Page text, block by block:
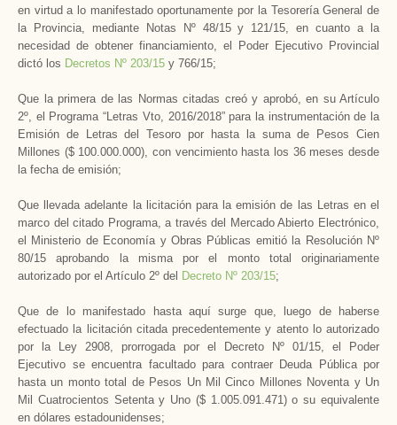
en virtud a lo manifestado oportunamente por la Tesorería General de
la Provincia, mediante Notas Nº 48/15 y 121/15, en cuanto a la
necesidad de obtener financiamiento, el Poder Ejecutivo Provincial
dictó los Decretos Nº 203/15 y 766/15;
Que la primera de las Normas citadas creó y aprobó, en su Artículo
2º, el Programa “Letras Vto, 2016/2018” para la instrumentación de la
Emisión de Letras del Tesoro por hasta la suma de Pesos Cien
Millones ($ 100.000.000), con vencimiento hasta los 36 meses desde
la fecha de emisión;
Que llevada adelante la licitación para la emisión de las Letras en el
marco del citado Programa, a través del Mercado Abierto Electrónico,
el Ministerio de Economía y Obras Públicas emitió la Resolución Nº
80/15 aprobando la misma por el monto total originariamente
autorizado por el Artículo 2º del Decreto Nº 203/15;
Que de lo manifestado hasta aquí surge que, luego de haberse
efectuado la licitación citada precedentemente y atento lo autorizado
por la Ley 2908, prorrogada por el Decreto Nº 01/15, el Poder
Ejecutivo se encuentra facultado para contraer Deuda Pública por
hasta un monto total de Pesos Un Mil Cinco Millones Noventa y Un
Mil Cuatrocientos Setenta y Uno ($ 1.005.091.471) o su equivalente
en dólares estadounidenses;